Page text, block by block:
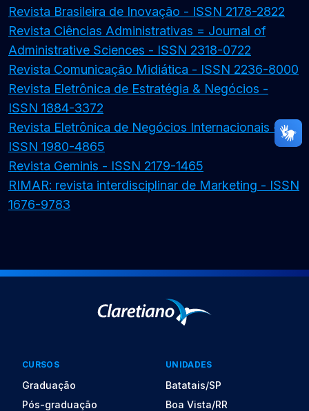
Revista Brasileira de Inovação - ISSN 2178-2822
Revista Ciências Administrativas = Journal of
Administrative Sciences - ISSN 2318-0722
Revista Comunicação Midiática - ISSN 2236-8000
Revista Eletrônica de Estratégia & Negócios -
ISSN 1884-3372
Revista Eletrônica de Negócios Internacionais -
ISSN 1980-4865
Revista Geminis - ISSN 2179-1465
RIMAR: revista interdisciplinar de Marketing - ISSN
1676-9783
CURSOS
Graduação
Pós-graduação
UNIDADES
Batatais/SP
Boa Vista/RR